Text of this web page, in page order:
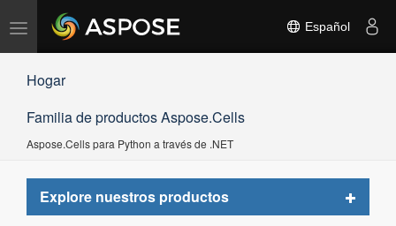
Alternar
navegación
Español
Hogar
Familia de productos Aspose.Cells
Aspose.Cells para Python a través de .NET
Explore nuestros productos
Toggle